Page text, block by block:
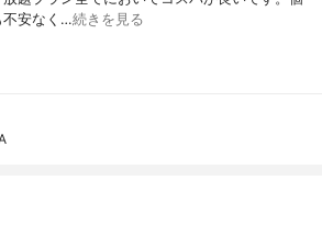
不安なく…続きを見る